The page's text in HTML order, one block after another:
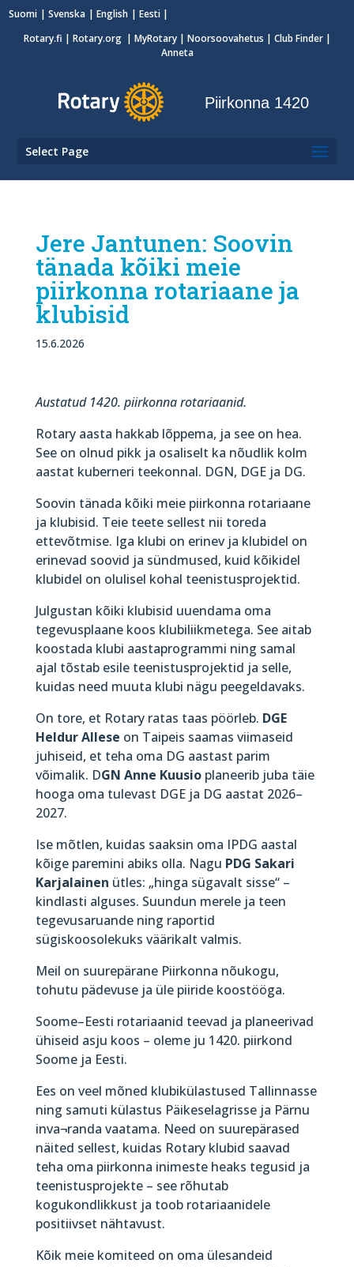
Suomi Svenska English
Eesti
Rotary.fi | Rotary.org | MyRotary| Noorsoovahetus | Club Finder|
Anneta
Piirkonna 1420
Select Page
Jere Jantunen: Soovin
tänada kõiki meie
piirkonna rotariaane ja
klubisid
15.6.2026
Austatud 1420. piirkonna rotariaanid.
Rotary aasta hakkab lõppema, ja see on hea.
See on olnud pikk ja osaliselt ka nõudlik kolm
aastat kuberneri teekonnal. DGN, DGE ja DG.
Soovin tänada kõiki meie piirkonna rotariaane
ja klubisid. Teie teete sellest nii toreda
ettevõtmise. Iga klubi on erinev ja klubidel on
erinevad soovid ja sündmused, kuid kõikidel
klubidel on olulisel kohal teenistusprojektid.
Julgustan kõiki klubisid uuendama oma
tegevusplaane koos klubiliikmetega. See aitab
koostada klubi aastaprogrammi ning samal
ajal tõstab esile teenistusprojektid ja selle,
kuidas need muuta klubi nägu peegeldavaks.
On tore, et Rotary ratas taas pöörleb. DGE
Heldur Allese on Taipeis saamas viimaseid
juhiseid, et teha oma DG aastast parim
võimalik. DGN Anne Kuusioplaneerib juba täie
hooga oma tulevast DGE ja DG aastat 2026–
2027.
Ise mõtlen, kuidas saaksin oma IPDG aastal
kõige paremini abiks olla. Nagu PDG Sakari
Karjalainen ütles: „hinga sügavalt sisse“ –
kindlasti alguses. Suundun merele ja teen
tegevusaruande ning raportid
sügiskoosolekuks väärikalt valmis.
Meil on suurepärane Piirkonna nõukogu,
tohutu pädevuse ja üle piiride koostööga.
Soome–Eesti rotariaanid teevad ja planeerivad
ühiseid asju koos – oleme ju 1420. piirkond
Soome ja Eesti.
Ees on veel mõned klubikülastused Tallinnasse
ning samuti külastus Päikeselagrisse ja Pärnu
inva¬randa vaatama. Need on suurepärased
näited sellest, kuidas Rotary klubid saavad
teha oma piirkonna inimeste heaks tegusid ja
teenistusprojekte – see rõhutab
kogukondlikkust ja toob rotariaanidele
positiivset nähtavust.
Kõik meie komiteed on oma ülesandeid